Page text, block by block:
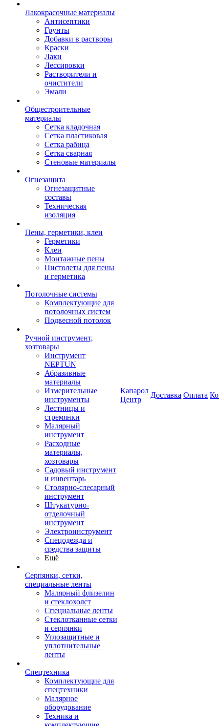
Лакокрасочные материалы
Антисептики
Грунты
Добавки в растворы
Краски
Лаки
Лессировки
Растворители и
очистители
Эмали
Общестроительные
материалы
Сетка кладочная
Сетка пластиковая
Сетка рабица
Сетка сварная
Стеновые материалы
Огнезащита
Огнезащитные
составы
Техническая
изоляция
Пены, герметики, клеи
Герметики
Клеи
Монтажные пены
Пистолеты для пены
и герметика
Потолочные системы
Комплектующие для
потолочных систем
Подвесной потолок
Ручной инструмент,
хозтовары
Инструмент
NEPTUN
Абразивные
материалы
Измерительные
инструменты
Лестницы и
стремянки
Малярный
инструмент
Расходные
материалы,
хозтовары
Садовый инструмент
и инвентарь
Столярно-слесарный
инструмент
Штукатурно-
отделочный
инструмент
Электроинструмент
Спецодежда и
средства защиты
Ещё
Серпянки, сетки,
специальные ленты
Малярный флизелин
и стеклохолст
Специальные ленты
Стеклотканные сетки
и серпянки
Углозащитные и
уплотнительные
ленты
Спецтехника
Комплектующие для
спецтехники
Малярное
оборудование
Техника и
Капарол
Центр
Доставка Оплата